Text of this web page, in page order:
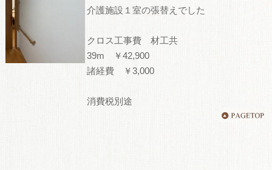
介護施設１室の張替えでした
クロス工事費 材工共
39m ￥42,900
諸経費 ￥3,000
消費税別途